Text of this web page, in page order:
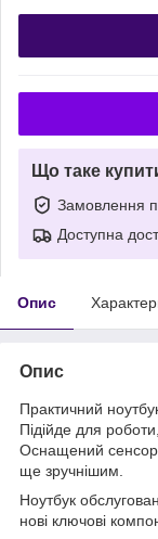
Що таке
Замовлення
Доступна
Опис
Опис
Практичний
Підійде для
Оснащений
ще зручнішим.
Ноутбук
нові ключові